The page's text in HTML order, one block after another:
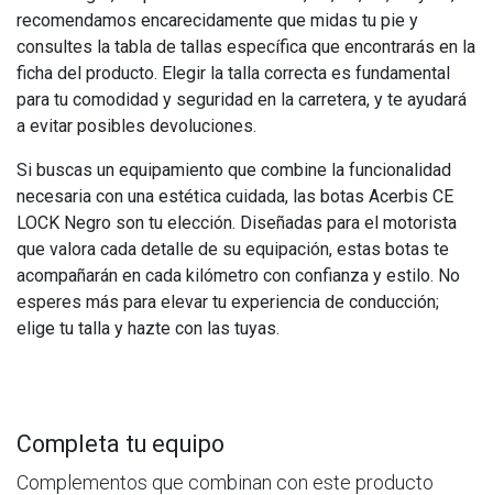
recomendamos encarecidamente que midas tu pie y
consultes la tabla de tallas específica que encontrarás en la
ficha del producto. Elegir la talla correcta es fundamental
para tu comodidad y seguridad en la carretera, y te ayudará
a evitar posibles devoluciones.
Si buscas un equipamiento que combine la funcionalidad
necesaria con una estética cuidada, las botas Acerbis CE
LOCK Negro son tu elección. Diseñadas para el motorista
que valora cada detalle de su equipación, estas botas te
acompañarán en cada kilómetro con confianza y estilo. No
esperes más para elevar tu experiencia de conducción;
elige tu talla y hazte con las tuyas.
Completa tu equipo
Complementos que combinan con este producto